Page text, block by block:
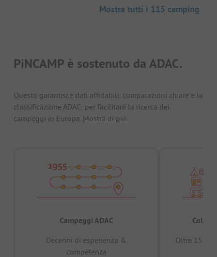
Mostra tutti i 115 camping
PiNCAMP è sostenuto da ADAC.
Questo garantisce dati affidabili, comparazioni chiare e la
classificazione ADAC: per facilitare la ricerca dei
campeggi in Europa. Mostra di più.
Campeggi ADAC
Decenni di esperienza &
competenza
Oltre 15